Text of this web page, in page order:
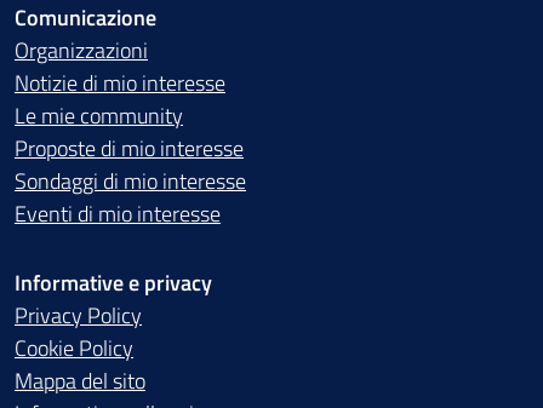
Comunicazione
Organizzazioni
Notizie di mio interesse
Le mie community
Proposte di mio interesse
Sondaggi di mio interesse
Eventi di mio interesse
Informative e privacy
Privacy Policy
Cookie Policy
Mappa del sito